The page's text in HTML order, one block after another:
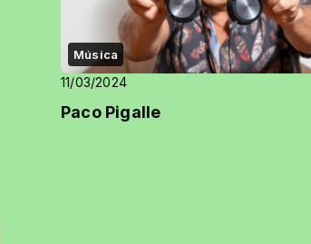
Música
11/03/2024
Paco Pigalle